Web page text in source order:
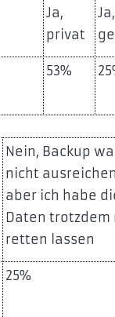
Ja,
privat
Ja,
53%
Nein, Backup
nicht
aber ich habe
Daten trotzdem
retten lassen
25%